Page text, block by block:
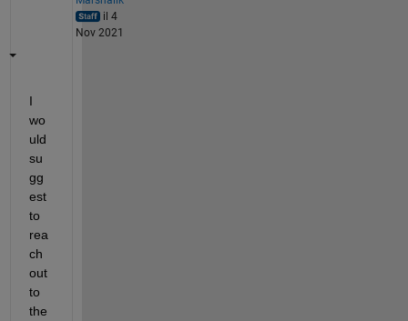
il 4
Nov 2021
I
wo
uld
su
gg
est
to
rea
ch
out
to
the